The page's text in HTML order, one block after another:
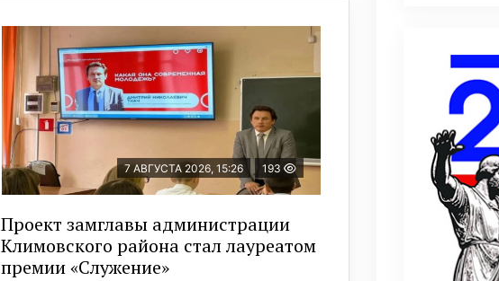
7 АВГУСТА 2026, 15:26 193
Проект замглавы администрации
Климовского района стал лауреатом
премии «Служение»